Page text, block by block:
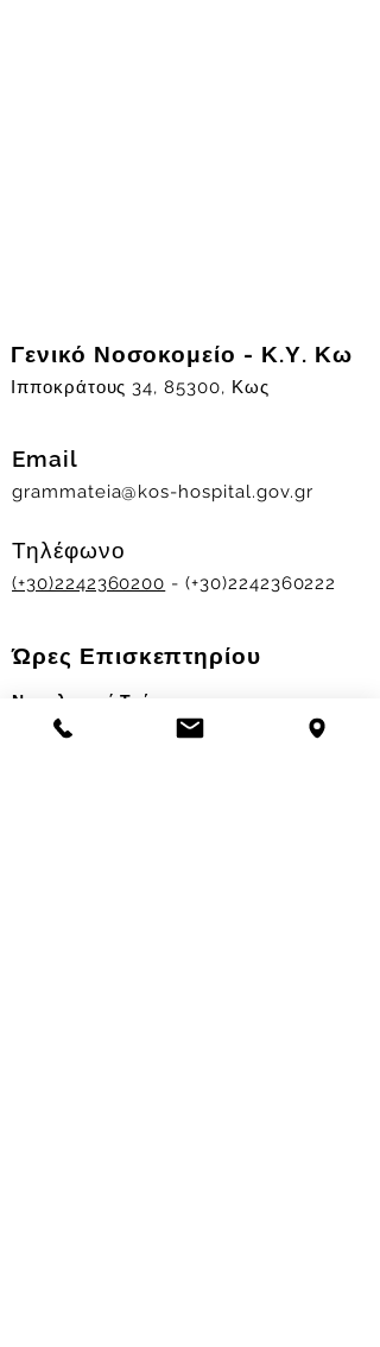
Γενικό Νοσοκομείο - Κ.Υ. Κω
Ιπποκράτους 34, 85300, Κως
Email
grammateia@kos-hospital.gov.gr
Τηλέφωνο
(+30)2242360200 - (+30)2242360222
Ώρες Επισκεπτηρίου
Νοσηλευτικά Τμήματα
Χειμερινό ωράριο: 11.00-13.00
17.30-19.30